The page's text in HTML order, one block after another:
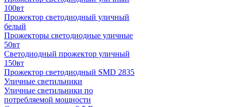
100вт
Прожектор светодиодный уличный
белый
Прожекторы светодиодные уличные
50вт
Светодиодный прожектор уличный
150вт
Прожектор светодиодный SMD 2835
Уличные светильники
Уличные светильники по
потребляемой мощности